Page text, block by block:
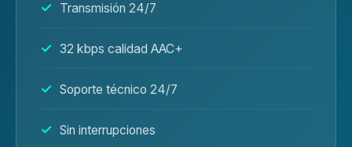
Transmisión 24/7
32 kbps calidad AAC+
Soporte técnico 24/7
Sin interrupciones